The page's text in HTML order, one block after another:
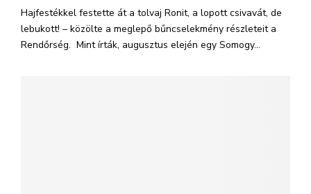
Hajfestékkel festette át a tolvaj Ronit, a lopott csivavát, de
lebukott! – közölte a meglepő bűncselekmény részleteit a
Rendőrség. Mint írták, augusztus elején egy Somogy...